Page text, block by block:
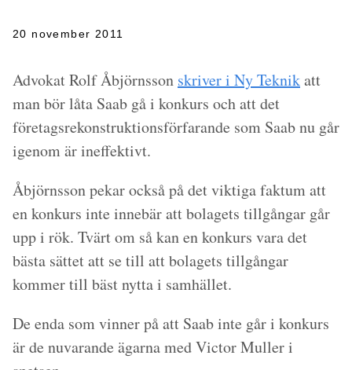
20 november 2011
Advokat Rolf Åbjörnsson skriver i Ny Teknikatt
man bör låta Saab gå i konkurs och att det
företagsrekonstruktionsförfarande som Saab nu går
igenom är ineffektivt.
Åbjörnsson pekar också på det viktiga faktum att
en konkurs inte innebär att bolagets tillgångar går
upp i rök. Tvärt om så kan en konkurs vara det
bästa sättet att se till att bolagets tillgångar
kommer till bäst nytta i samhället.
De enda som vinner på att Saab inte går i konkurs
är de nuvarande ägarna med Victor Muller i